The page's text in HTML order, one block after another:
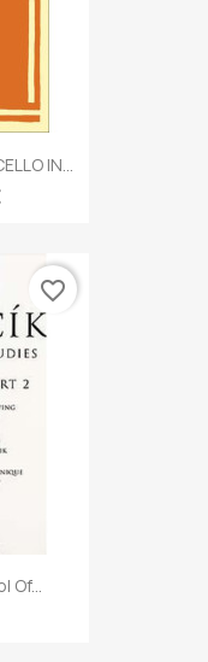
IN...
Of...
favorite_border